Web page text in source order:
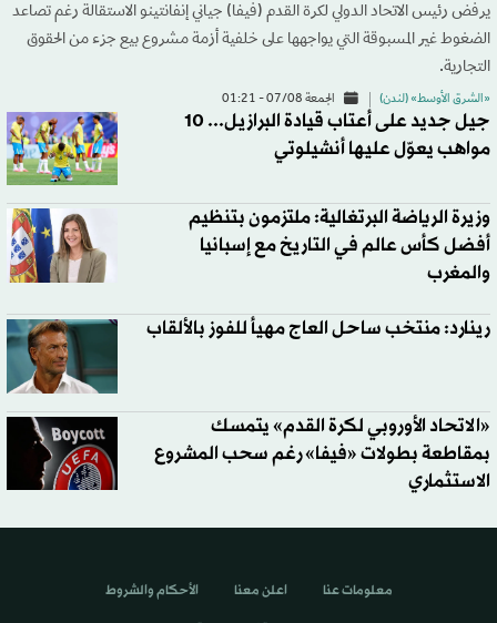
يرفض رئيس الاتحاد الدولي لكرة القدم (فيفا) جياني إنفانتينو الاستقالة رغم تصاعد
الضغوط غير المسبوقة التي يواجهها على خلفية أزمة مشروع بيع جزء من الحقوق
التجارية.
«الشرق الأوسط» (لندن) الجمعة 07/08 - 01:21
جيل جديد على أعتاب قيادة البرازيل... 10
مواهب يعوّل عليها أنشيلوتي
وزيرة الرياضة البرتغالية: ملتزمون بتنظيم
أفضل كأس عالم في التاريخ مع إسبانيا
والمغرب
رينارد: منتخب ساحل العاج مهيأ للفوز بالألقاب
«الاتحاد الأوروبي لكرة القدم» يتمسك
بمقاطعة بطولات «فيفا» رغم سحب المشروع
الاستثماري
معلومات عنا اعلن معنا الأحكام والشروط